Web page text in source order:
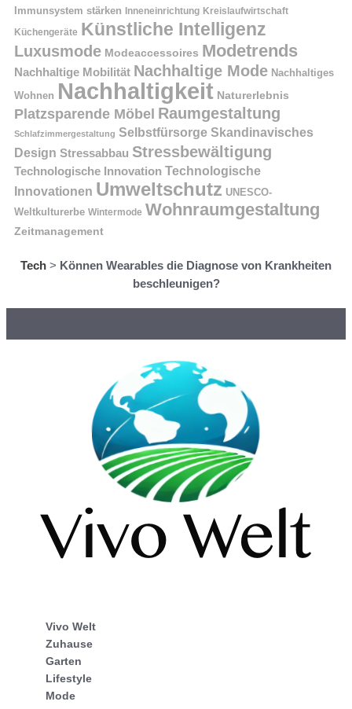
Immunsystem stärken Inneneinrichtung Kreislaufwirtschaft
Küchengeräte Künstliche Intelligenz
Luxusmode Modeaccessoires Modetrends
Nachhaltige Mobilität Nachhaltige Mode Nachhaltiges
Wohnen Nachhaltigkeit Naturerlebnis
Platzsparende Möbel Raumgestaltung
Schlafzimmergestaltung Selbstfürsorge Skandinavisches
Design Stressabbau Stressbewältigung
Technologische Innovation Technologische
Innovationen Umweltschutz UNESCO-
Weltkulturerbe Wintermode Wohnraumgestaltung
Zeitmanagement
Tech > Können Wearables die Diagnose von Krankheiten
beschleunigen?
Vivo Welt
Zuhause
Garten
Lifestyle
Mode